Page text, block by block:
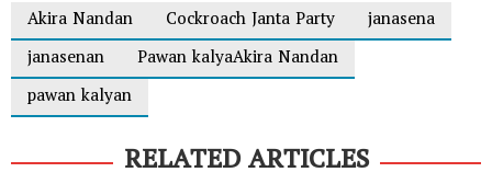
Akira Nandan
Cockroach Janta Party
janasena
janasenan
Pawan kalyaAkira Nandan
pawan kalyan
RELATED ARTICLES